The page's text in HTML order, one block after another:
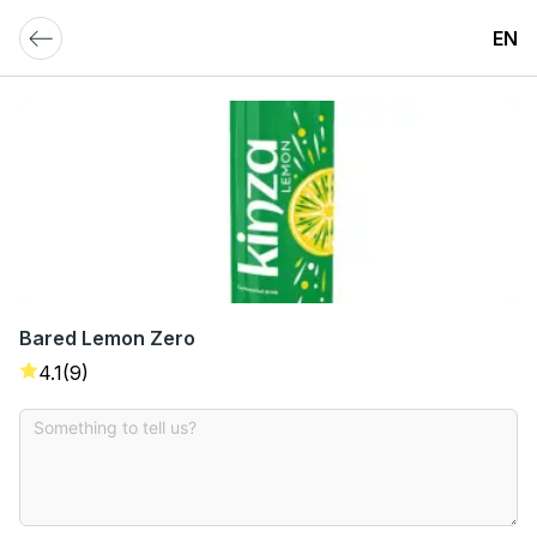
EN
Bared Lemon Zero
4.1(9)